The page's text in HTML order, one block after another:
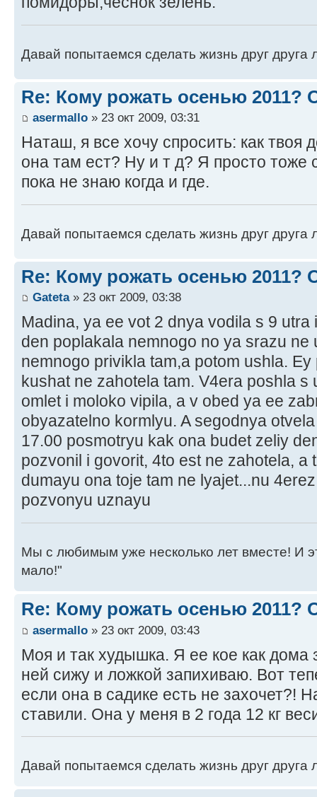
Давай попытаемся сделать жизнь друг друга
Re: Кому рожать осенью 2011?
asermallo » 23 окт 2009, 03:31
Наташ, я все хочу спросить: как твоя
она там ест? Ну и т д? Я просто тоже
пока не знаю когда и где.
Давай попытаемся сделать жизнь друг друга
Re: Кому рожать осенью 2011?
Gateta» 23 окт 2009, 03:38
Madina, ya ee vot 2 dnya vodila s 9
den poplakala nemnogo no ya srazu ne
nemnogo privikla tam,a potom ushla.
kushat ne zahotela tam. V4era poshla s
omlet i moloko vipila, a v obed ya ee
obyazatelno kormlyu. A segodnya
17.00 posmotryu kak ona budet zeliy
pozvonil i govorit, 4to est ne zahotela, a
dumayu ona toje tam ne lyajet...nu
pozvonyu uznayu
Мы с любимым уже несколько лет вместе! И
мало!"
Re: Кому рожать осенью 2011?
asermallo » 23 окт 2009, 03:43
Моя и так худышка. Я ее кое как дома
ней сижу и ложкой запихиваю. Вот
если она в садике есть не захочет?!
ставили. Она у меня в 2 года 12 кг
Давай попытаемся сделать жизнь друг друга